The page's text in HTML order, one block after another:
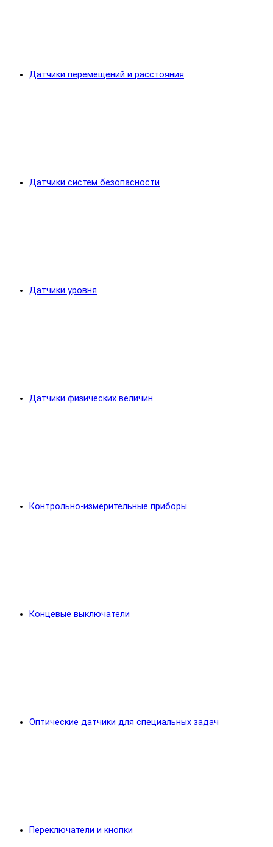
Датчики перемещений и расстояния
Датчики систем безопасности
Датчики уровня
Датчики физических величин
Контрольно-измерительные приборы
Концевые выключатели
Оптические датчики для специальных задач
Переключатели и кнопки